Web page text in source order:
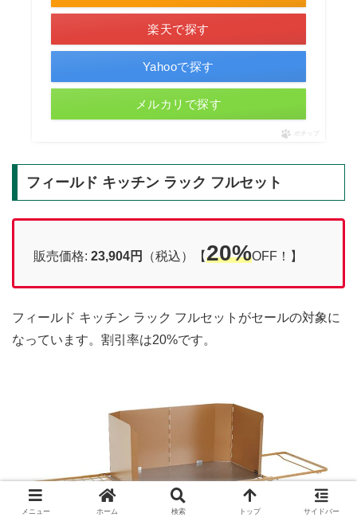
楽天で探す
Yahooで探す
メルカリで探す
ポチップ
フィールド キッチン ラック フルセット
販売価格: 23,904円 （税込）【20%OFF！】
フィールド キッチン ラック フルセットがセールの対象に
なっています。割引率は20%です。
メニュー ホーム 検索 トップ サイドバー